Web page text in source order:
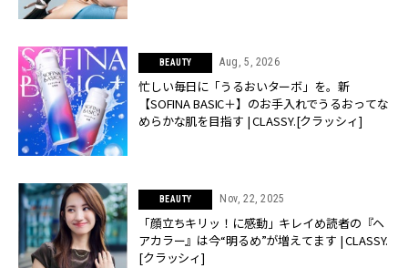
BEAUTY Aug, 5, 2026
忙しい毎日に「うるおいターボ」を。新
【SOFINA BASIC＋】のお手入れでうるおってな
めらかな肌を目指す | CLASSY.[クラッシィ]
BEAUTY Nov, 22, 2025
「顔立ちキリッ！に感動」キレイめ読者の『ヘ
アカラー』は今“明るめ”が増えてます | CLASSY.
[クラッシィ]